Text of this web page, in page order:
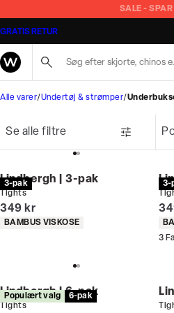
MASSER AF
GRATIS RETUR
Alle varer Undertøj & strømper
Se alle filtre
3-pak
Lindbergh | 3-pak
Tights
I alt (inkl. rabat)
349 kr
Produkt egenskaber
BAMBUS VISKOSE
3-
I
3
Populært valg 6-pak
Lindbergh | 6-pak
Tights